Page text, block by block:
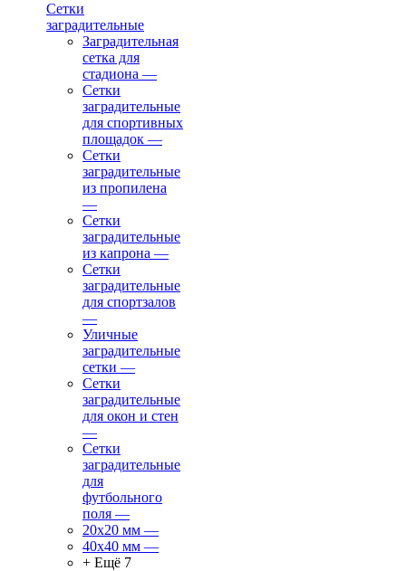
Сетки
заградительные
Заградительная
сетка для
стадиона —
Сетки
заградительные
для спортивных
площадок —
Сетки
заградительные
из пропилена
—
Сетки
заградительные
из капрона —
Сетки
заградительные
для спортзалов
—
Уличные
заградительные
сетки —
Сетки
заградительные
для окон и стен
—
Сетки
заградительные
для
футбольного
поля —
20х20 мм —
40х40 мм —
+ Ещё 7